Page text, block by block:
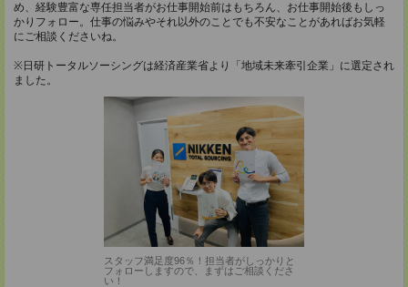
め、経験豊富な専任担当者がお仕事開始前はもちろん、お仕事開始後もしっ
かりフォロー。仕事の悩みやそれ以外のことでも不安なことがあればお気軽
にご相談くださいね。
※日研トータルソーシングは経済産業省より「地域未来牽引企業」に選定され
ました。
スタッフ満足度96％！担当者がしっかりと
フォローしますので、まずはご相談くださ
い！